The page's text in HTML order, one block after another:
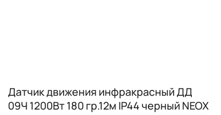
Датчик движения инфракрасный ДД
09Ч 1200Вт 180 гр.12м IP44 черный NEOX